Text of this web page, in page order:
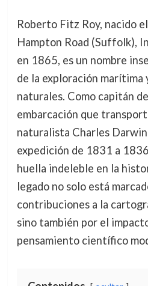
Roberto Fitz Roy, nacido
Hampton Road (Suffolk),
en 1865, es un nombre
de la exploración marítima
naturales. Como capitán
embarcación que
naturalista Charles
expedición de 1831 a
huella indeleble en la
legado no solo está
contribuciones a la
sino también por el
pensamiento científico